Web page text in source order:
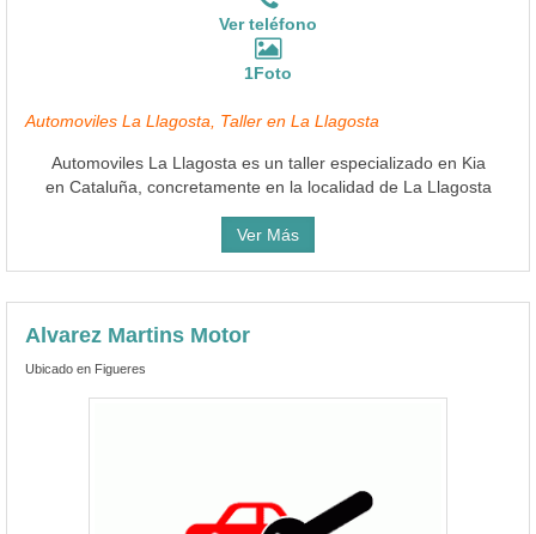
Ver teléfono
1Foto
Automoviles La Llagosta, Taller en La Llagosta
Automoviles La Llagosta es un taller especializado en Kia
en Cataluña, concretamente en la localidad de La Llagosta
Ver Más
Alvarez Martins Motor
Ubicado en Figueres